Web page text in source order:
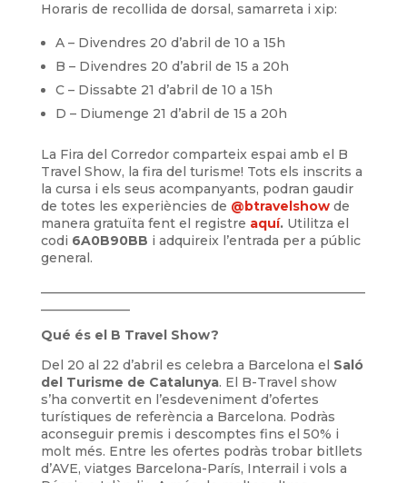
Horaris de recollida de dorsal, samarreta i xip:
A – Divendres 20 d’abril de 10 a 15h
B – Divendres 20 d’abril de 15 a 20h
C – Dissabte 21 d’abril de 10 a 15h
D – Diumenge 21 d’abril de 15 a 20h
La Fira del Corredor comparteix espai amb el B
Travel Show, la fira del turisme! Tots els inscrits a
la cursa i els seus acompanyants, podran gaudir
de totes les experiències de @btravelshowde
manera gratuïta fent el registre aquí.Utilitza el
codi 6A0B90BB i adquireix l’entrada per a públic
general.
Qué és el B Travel Show?
Del 20 al 22 d’abril es celebra a Barcelona el Saló
del Turisme de Catalunya. El B-Travel show
s’ha convertit en l’esdeveniment d’ofertes
turístiques de referència a Barcelona. Podràs
aconseguir premis i descomptes fins el 50% i
molt més. Entre les ofertes podràs trobar bitllets
d’AVE, viatges Barcelona-París, Interrail i vols a